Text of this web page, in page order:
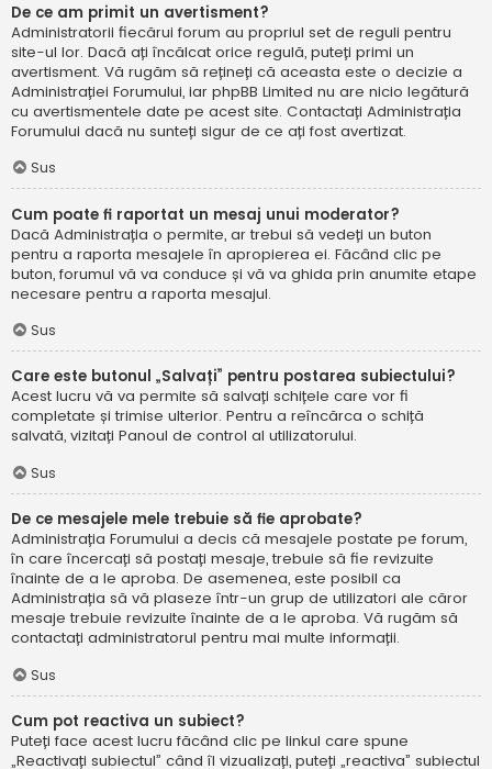
De ce am primit un avertisment?
Administratorii fiecărui forum au propriul set de reguli pentru
site-ul lor. Dacă ați încălcat orice regulă, puteți primi un
avertisment. Vă rugăm să rețineți că aceasta este o decizie a
Administrației Forumului, iar phpBB Limited nu are nicio legătură
cu avertismentele date pe acest site. Contactați Administrația
Forumului dacă nu sunteți sigur de ce ați fost avertizat.
Sus
Cum poate fi raportat un mesaj unui moderator?
Dacă Administrația o permite, ar trebui să vedeți un buton
pentru a raporta mesajele în apropierea ei. Făcând clic pe
buton, forumul vă va conduce și vă va ghida prin anumite etape
necesare pentru a raporta mesajul.
Sus
Care este butonul „Salvați” pentru postarea subiectului?
Acest lucru vă va permite să salvați schițele care vor fi
completate și trimise ulterior. Pentru a reîncărca o schiță
salvată, vizitați Panoul de control al utilizatorului.
Sus
De ce mesajele mele trebuie să fie aprobate?
Administrația Forumului a decis că mesajele postate pe forum,
în care încercați să postați mesaje, trebuie să fie revizuite
înainte de a le aproba. De asemenea, este posibil ca
Administrația să vă plaseze într-un grup de utilizatori ale căror
mesaje trebuie revizuite înainte de a le aproba. Vă rugăm să
contactați administratorul pentru mai multe informații.
Sus
Cum pot reactiva un subiect?
Puteți face acest lucru făcând clic pe linkul care spune
„Reactivați subiectul” când îl vizualizați, puteți „reactiva” subiectul